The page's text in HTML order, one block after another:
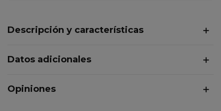
Descripción y características
Datos adicionales
Opiniones